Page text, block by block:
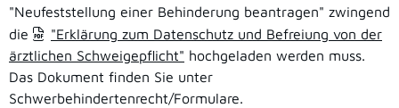
"Neufeststellung einer Behinderung beantragen" zwingend
die
"Erklärung zum Datenschutz und Befreiung von der
ärztlichen Schweigepflicht" hochgeladen werden muss.
Das Dokument finden Sie unter
Schwerbehindertenrecht/Formulare.